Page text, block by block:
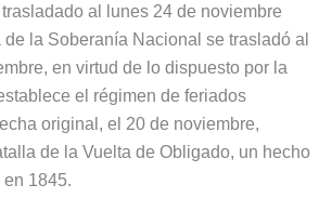
al lunes 24 de noviembre
de la Soberanía Nacional se trasladó al
en virtud de lo dispuesto por la
el régimen de feriados
original, el 20 de noviembre,
de la Vuelta de Obligado, un hecho
1845.